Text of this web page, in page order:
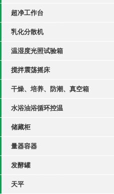
超净工作台
乳化分散机
温湿度光照试验箱
搅拌震荡摇床
干燥、培养、防潮、真空箱
水浴油浴循环控温
储藏柜
量器容器
发酵罐
天平